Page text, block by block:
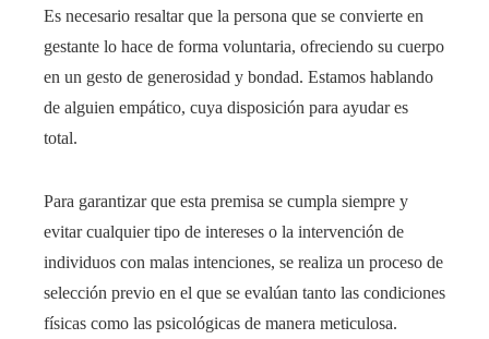
Es necesario resaltar que la persona que se convierte en
gestante lo hace de forma voluntaria, ofreciendo su cuerpo
en un gesto de generosidad y bondad. Estamos hablando
de alguien empático, cuya disposición para ayudar es
total.
Para garantizar que esta premisa se cumpla siempre y
evitar cualquier tipo de intereses o la intervención de
individuos con malas intenciones, se realiza un proceso de
selección previo en el que se evalúan tanto las condiciones
físicas como las psicológicas de manera meticulosa.